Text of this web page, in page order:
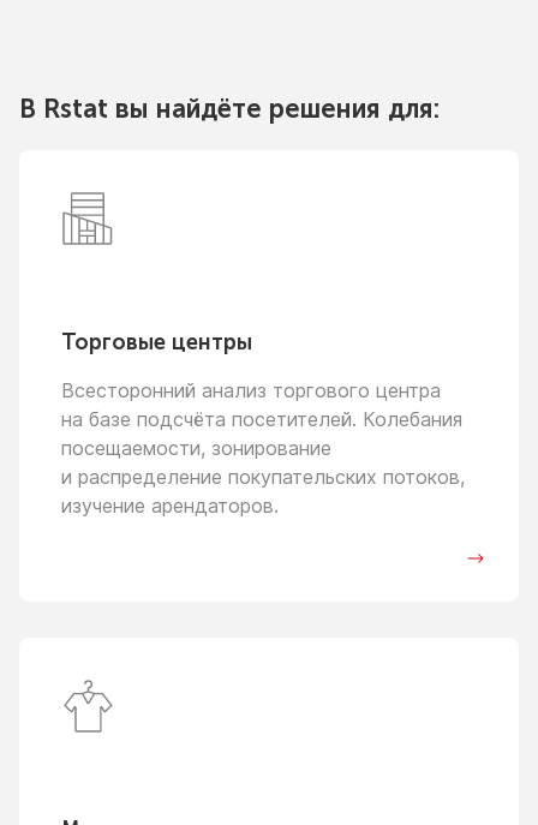
В Rstat вы найдёте решения для:
Торговые центры
Всесторонний анализ торгового центра
на базе подсчёта посетителей. Колебания
посещаемости, зонирование
и распределение покупательских потоков,
изучение арендаторов.